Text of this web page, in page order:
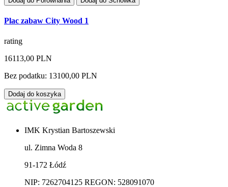
Plac zabaw City Wood 1
rating
16113,00 PLN
Bez podatku: 13100,00 PLN
Dodaj do koszyka
IMK Krystian Bartoszewski
ul. Zimna Woda 8
91-172 Łódź
NIP: 7262704125 REGON: 528091070